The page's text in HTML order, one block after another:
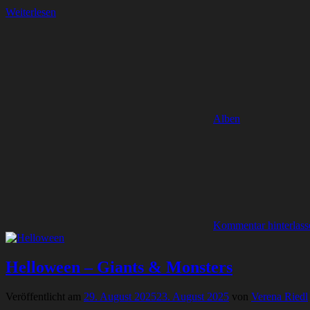
Weiterlesen
Alben
Kommentar
Helloween – Giants & Monsters
Veröffentlicht am 29. August 202523. August 2025 von Verena Riedl